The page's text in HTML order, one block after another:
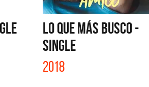
LO QUE MÁS BUSCO -
SINGLE
2018